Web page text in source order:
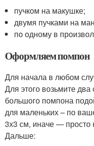
пучком на макушке;
двумя пучками на
по одному в
Оформляем помпон
Для начала в любом
Для этого возьмите
большого помпона
для маленьких – по
3х3 см, иначе — просто
Дальше: